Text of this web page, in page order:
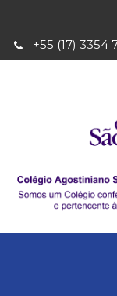
+55 (17) 3354